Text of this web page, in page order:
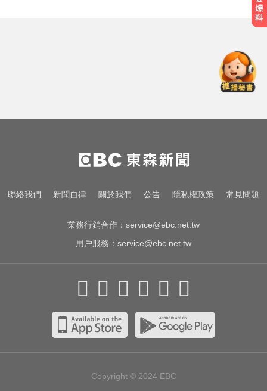
小聯盟約重回水手3A
姜厚任女友3碩1博遭質疑！精神科
醫師憂受騙：恐是幻謊者
戰疫苗！沈伯洋嗆造謠不負責？ 蔣
聯絡我們 新聞自律 關於我們 公告 隱私權政策 常見問題
業務行銷合作： service@ebc.net.tw
用戶服務： service@ebc.net.tw
Copyright © 2024 EBC